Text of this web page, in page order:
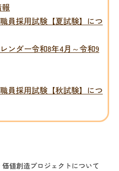
員採用試験【夏試験】につ
ンダー令和8年4月～令和9
員採用試験【秋試験】につ
価値創造プロジェクトについて